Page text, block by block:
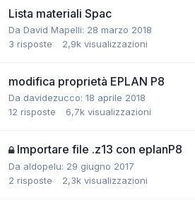
Lista materiali Spac
Da David Mapelli: 28 marzo 2018
3 risposte 2,9k visualizzazioni
modifica proprietà EPLAN P8
Da davidezucco: 18 aprile 2018
12 risposte 6,7k visualizzazioni
Importare file .z13 con eplanP8
Da aldopelu: 29 giugno 2017
2 risposte 2,3k visualizzazioni